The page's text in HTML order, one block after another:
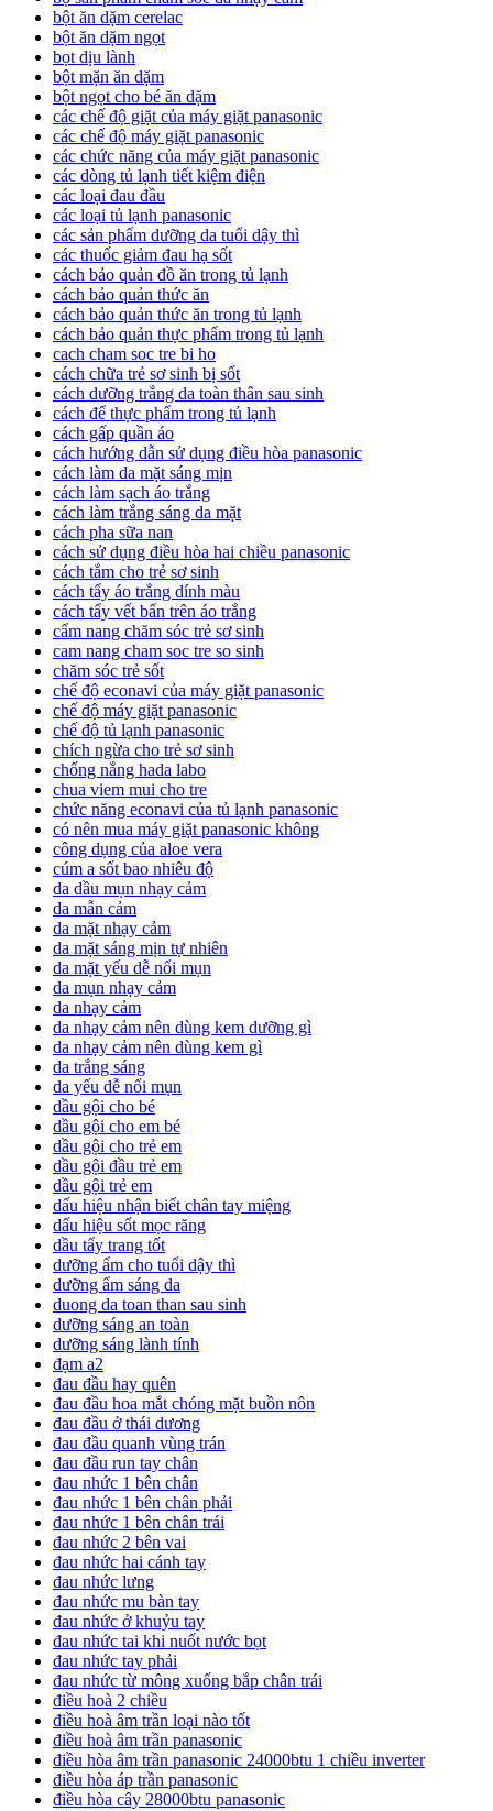
bột ăn dặm cerelac
bột ăn dặm ngọt
bọt dịu lành
bột mặn ăn dặm
bột ngọt cho bé ăn dặm
các chế độ giặt của máy giặt panasonic
các chế độ máy giặt panasonic
các chức năng của máy giặt panasonic
các dòng tủ lạnh tiết kiệm điện
các loại đau đầu
các loại tủ lạnh panasonic
các sản phẩm dưỡng da tuổi dậy thì
các thuốc giảm đau hạ sốt
cách bảo quản đồ ăn trong tủ lạnh
cách bảo quản thức ăn
cách bảo quản thức ăn trong tủ lạnh
cách bảo quản thực phẩm trong tủ lạnh
cach cham soc tre bi ho
cách chữa trẻ sơ sinh bị sốt
cách dưỡng trắng da toàn thân sau sinh
cách để thực phẩm trong tủ lạnh
cách gấp quần áo
cách hướng dẫn sử dụng điều hòa panasonic
cách làm da mặt sáng mịn
cách làm sạch áo trắng
cách làm trắng sáng da mặt
cách pha sữa nan
cách sử dụng điều hòa hai chiều panasonic
cách tắm cho trẻ sơ sinh
cách tẩy áo trắng dính màu
cách tẩy vết bẩn trên áo trắng
cẩm nang chăm sóc trẻ sơ sinh
cam nang cham soc tre so sinh
chăm sóc trẻ sốt
chế độ econavi của máy giặt panasonic
chế độ máy giặt panasonic
chế độ tủ lạnh panasonic
chích ngừa cho trẻ sơ sinh
chống nắng hada labo
chua viem mui cho tre
chức năng econavi của tủ lạnh panasonic
có nên mua máy giặt panasonic không
công dụng của aloe vera
cúm a sốt bao nhiêu độ
da dầu mụn nhạy cảm
da mẫn cảm
da mặt nhạy cảm
da mặt sáng mịn tự nhiên
da mặt yếu dễ nổi mụn
da mụn nhạy cảm
da nhạy cảm
da nhạy cảm nên dùng kem dưỡng gì
da nhạy cảm nên dùng kem gì
da trắng sáng
da yếu dễ nổi mụn
dầu gội cho bé
dầu gội cho em bé
dầu gội cho trẻ em
dầu gội đầu trẻ em
dầu gội trẻ em
dấu hiệu nhận biết chân tay miệng
dấu hiệu sốt mọc răng
dầu tẩy trang tốt
dưỡng ẩm cho tuổi dậy thì
dưỡng ẩm sáng da
duong da toan than sau sinh
dưỡng sáng an toàn
dưỡng sáng lành tính
đạm a2
đau đầu hay quên
đau đầu hoa mắt chóng mặt buồn nôn
đau đầu ở thái dương
đau đầu quanh vùng trán
đau đầu run tay chân
đau nhức 1 bên chân
đau nhức 1 bên chân phải
đau nhức 1 bên chân trái
đau nhức 2 bên vai
đau nhức hai cánh tay
đau nhức lưng
đau nhức mu bàn tay
đau nhức ở khuỷu tay
đau nhức tai khi nuốt nước bọt
đau nhức tay phải
đau nhức từ mông xuống bắp chân trái
điều hoà 2 chiều
điều hoà âm trần loại nào tốt
điều hoà âm trần panasonic
điều hòa âm trần panasonic 24000btu 1 chiều inverter
điều hòa áp trần panasonic
điều hòa cây 28000btu panasonic